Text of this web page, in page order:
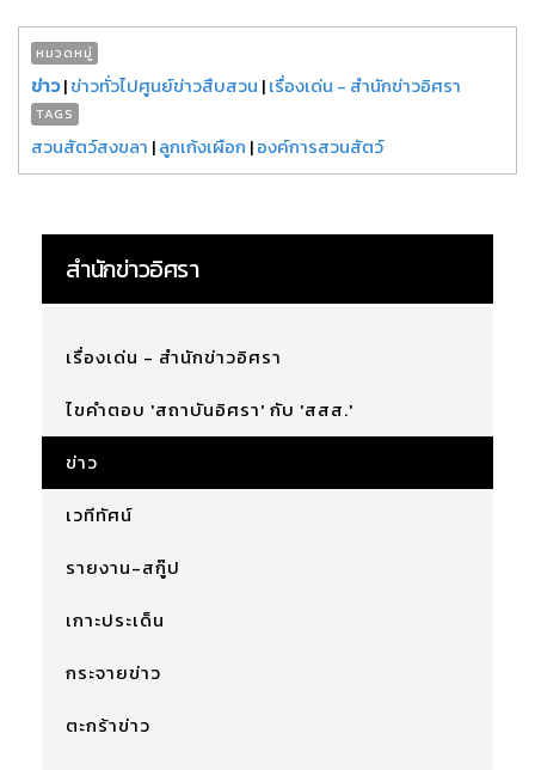
หมวดหมู่
ข่าว|ข่าวทั่วไปศูนย์ข่าวสืบสวน |เรื่องเด่น - สำนักข่าวอิศรา
TAGS
สวนสัตว์สงขลา |ลูกเก้งเผือก |องค์การสวนสัตว์
สำนักข่าวอิศรา
เรื่องเด่น - สำนักข่าวอิศรา
ไขคำตอบ 'สถาบันอิศรา' กับ 'สสส.'
ข่าว
เวทีทัศน์
รายงาน-สกู๊ป
เกาะประเด็น
กระจายข่าว
ตะกร้าข่าว